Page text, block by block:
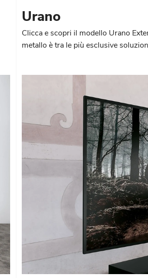
Urano
Clicca e scopri il modello Urano
metallo è tra le più esclusive